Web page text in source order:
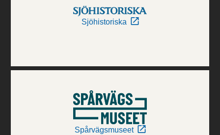
Sjöhistoriska
Spårvägsmuseet